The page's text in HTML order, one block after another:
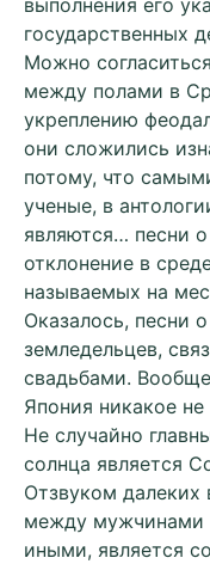
выполнения его
государственных
Можно
между полами в
укреплению
они сложились
потому, что
ученые, в
являются… песни
отклонение в
называемых на
Оказалось, песни
земледельцев,
свадьбами.
Япония никакое
Не случайно
солнца является
Отзвуком далеких
между мужчинами
иными, является